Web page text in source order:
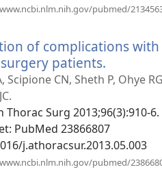
pubmed/
of complications
patients.
nyt
Scipione CN, Sheth P, Ohye
Thorac Surg 2013;96(3):910-6.
‎: PubMed 23866807
j.athoracsur.2013.05.003
pubmed/